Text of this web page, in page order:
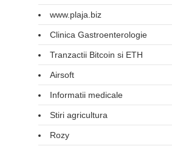
www.plaja.biz
Clinica Gastroenterologie
Tranzactii Bitcoin si ETH
Airsoft
Informatii medicale
Stiri agricultura
Rozy